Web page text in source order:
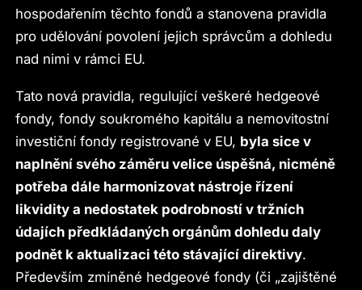
hospodařením těchto fondů a stanovena pravidla
pro udělování povolení jejich správcům a dohledu
nad nimi v rámci EU.
Tato nová pravidla, regulující veškeré hedgeové
fondy, fondy soukromého kapitálu a nemovitostní
investiční fondy registrované v EU, byla sice v
naplnění svého záměru velice úspěšná, nicméně
potřeba dále harmonizovat nástroje řízení
likvidity a nedostatek podrobností v tržních
údajích předkládaných orgánům dohledu daly
podnět k aktualizaci této stávající direktivy.
Především zmíněné hedgeové fondy (či „zajištěné